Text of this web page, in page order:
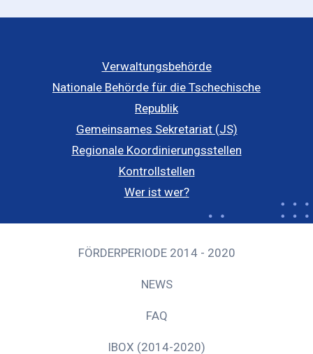
Verwaltungsbehörde
Nationale Behörde für die Tschechische
Republik
Gemeinsames Sekretariat (JS)
Regionale Koordinierungsstellen
Kontrollstellen
Wer ist wer?
FÖRDERPERIODE 2014 - 2020
NEWS
FAQ
IBOX (2014-2020)